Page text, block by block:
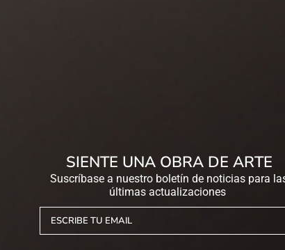
SIENTE UNA OBRA DE ARTE
Suscríbase a nuestro boletín de noticias para
últimas actualizaciones